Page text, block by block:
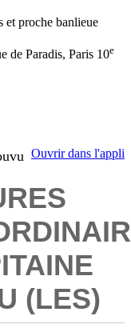
et proche banlieue
de Paradis, Paris 10e
Ouvrir dans l'appli
(LES)